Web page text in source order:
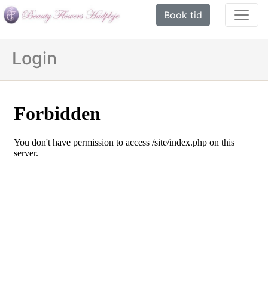
Book tid
Login